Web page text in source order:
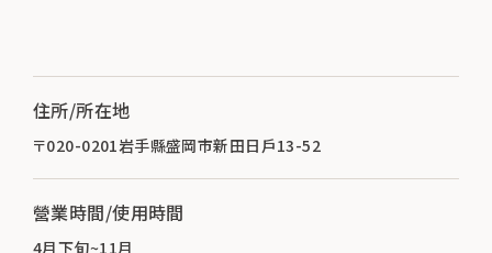
住所/所在地
〒020-0201岩手縣盛岡市新田日戶13-52
營業時間/使用時間
4月下旬~11月